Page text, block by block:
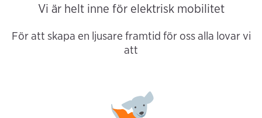
Vi är helt inne för elektrisk mobilitet
För att skapa en ljusare framtid för oss alla lovar vi
att